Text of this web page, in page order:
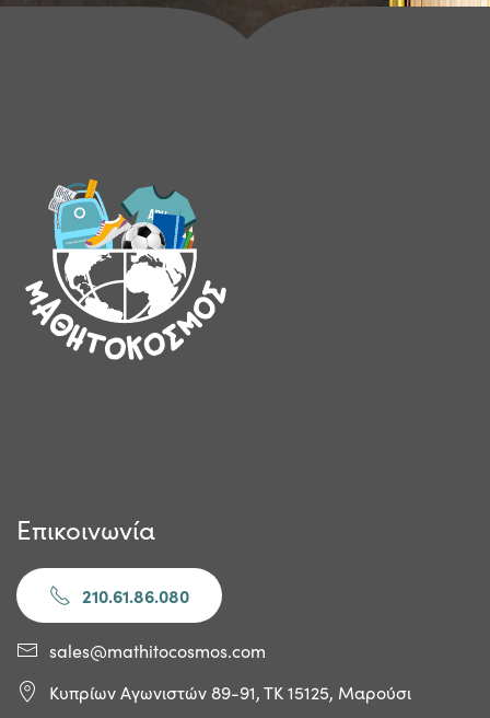
Επικοινωνία
210.61.86.080
sales@mathitocosmos.com
Κυπρίων Αγωνιστών 89-91, ΤΚ 15125, Μαρούσι